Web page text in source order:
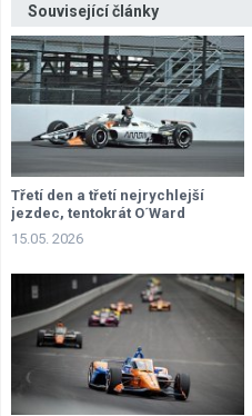
Související články
Třetí den a třetí nejrychlejší
jezdec, tentokrát O´Ward
15.05. 2026